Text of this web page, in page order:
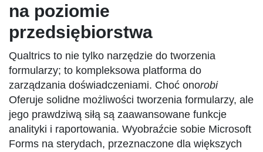
na poziomie
przedsiębiorstwa
Qualtrics to nie tylko narzędzie do tworzenia
formularzy; to kompleksowa platforma do
zarządzania doświadczeniami. Choć onorobi
Oferuje solidne możliwości tworzenia formularzy, ale
jego prawdziwą siłą są zaawansowane funkcje
analityki i raportowania. Wyobraźcie sobie Microsoft
Forms na sterydach, przeznaczone dla większych